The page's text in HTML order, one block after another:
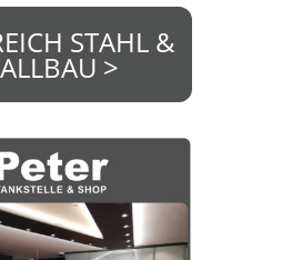
STAHL &
>